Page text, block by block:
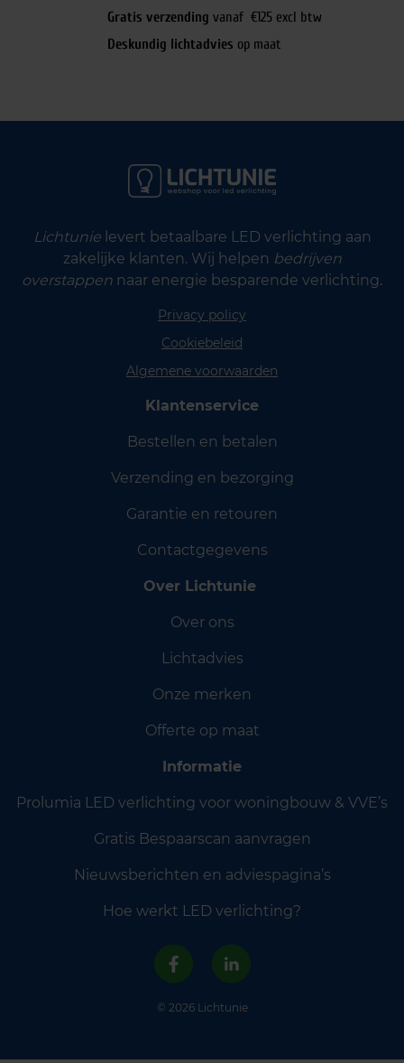
Gratis verzending vanaf €125 excl btw
Deskundig lichtadvies op maat
Lichtunielevert betaalbare LED verlichting aan
zakelijke klanten. Wij helpen bedrijven
overstappen naar energie besparende verlichting.
Privacy policy
Cookiebeleid
Algemene voorwaarden
Klantenservice
Bestellen en betalen
Verzending en bezorging
Garantie en retouren
Contactgegevens
Over Lichtunie
Over ons
Lichtadvies
Onze merken
Offerte op maat
Informatie
Prolumia LED verlichting voor woningbouw & VVE’s
Gratis Bespaarscan aanvragen
Nieuwsberichten en adviespagina’s
Hoe werkt LED verlichting?
© 2026 Lichtunie